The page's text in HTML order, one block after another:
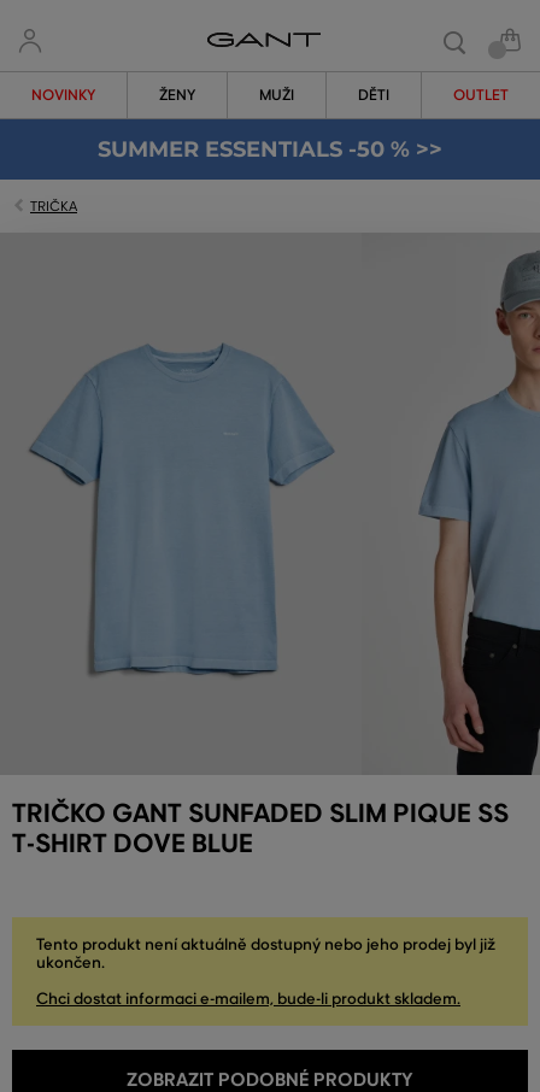
NOVINKY ŽENY MUŽI DĚTI OUTLET
SUMMER ESSENTIALS -50 % >>
TRIČKA
TRIČKO GANT SUNFADED SLIM PIQUE SS
T-SHIRT DOVE BLUE
Tento produkt není aktuálně dostupný nebo jeho prodej byl již
ukončen.
Chci dostat informaci e-mailem, bude-li produkt skladem.
ZOBRAZIT PODOBNÉ PRODUKTY